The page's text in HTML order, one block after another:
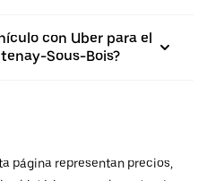
con Uber para el
Sous-Bois?
página representan precios,